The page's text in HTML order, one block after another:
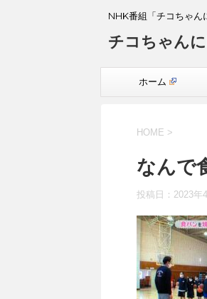
NHK番組「チコちゃん
チコちゃん
ホーム
HOME >
なんで
投稿日： 2023年